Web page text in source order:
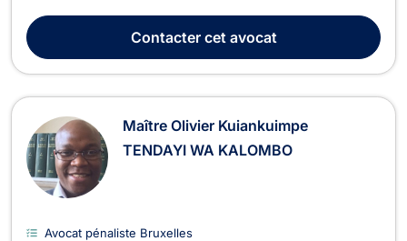
Mineurs, et Droit de l'Immobilier. En Droit de la Famille, Maître
TYMINSKA vous accompagne dans toutes le...
Contactercet avocat
Maître Olivier Kuiankuimpe
TENDAYI WA KALOMBO
Avocat pénaliste Bruxelles